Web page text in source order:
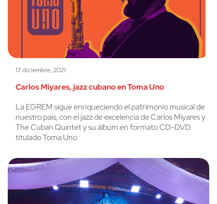
17 diciembre, 2021
Carlos Miyares, jazz cubano en Toma Uno
La EGREM sigue enriqueciendo el patrimonio musical de
nuestro país, con el jazz de excelencia de Carlos Miyares y
The Cuban Quintet y su álbum en formato CD-DVD
titulado Toma Uno